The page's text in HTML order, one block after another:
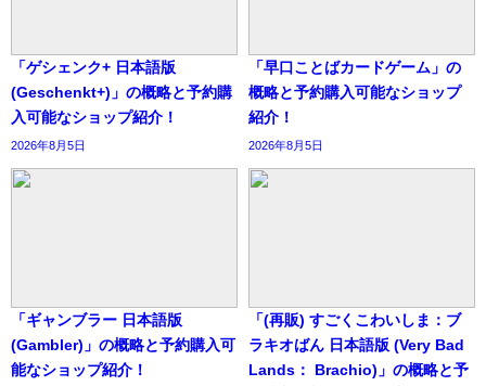
「ゲシェンク+ 日本語版
(Geschenkt+)」の概略と予約購
入可能なショップ紹介！
2026年8月5日
「早口ことばカードゲーム」の
概略と予約購入可能なショップ
紹介！
2026年8月5日
「ギャンブラー 日本語版
(Gambler)」の概略と予約購入可
能なショップ紹介！
「(再販) すごくこわいしま：ブ
ラキオばん 日本語版 (Very Bad
Lands： Brachio)」の概略と予